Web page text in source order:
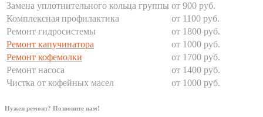
Замена уплотнительного кольца группы от 900 руб.
Комплексная профилактика
от 1100 руб.
Ремонт гидросистемы
от 1800 руб.
Ремонт капучинатора
от 1000 руб.
Ремонт кофемолки
от 1700 руб.
Ремонт насоса
от 1400 руб.
Чистка от кофейных масел
от 1000 руб.
Нужен ремонт? Позвоните нам!